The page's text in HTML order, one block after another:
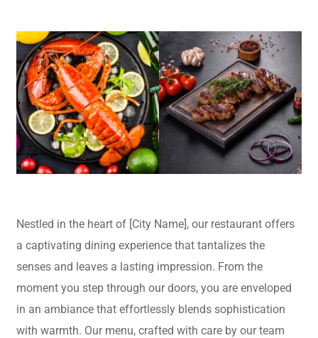
Nestled in the heart of [City Name], our restaurant offers
a captivating dining experience that tantalizes the
senses and leaves a lasting impression. From the
moment you step through our doors, you are enveloped
in an ambiance that effortlessly blends sophistication
with warmth. Our menu, crafted with care by our team